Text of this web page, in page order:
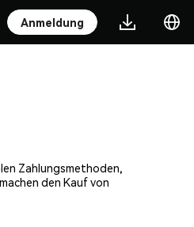
Anmeldung
Zahlungsmethoden,
den Kauf von